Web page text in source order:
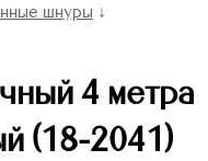
шнуры ↓
4 метра
(18-2041)